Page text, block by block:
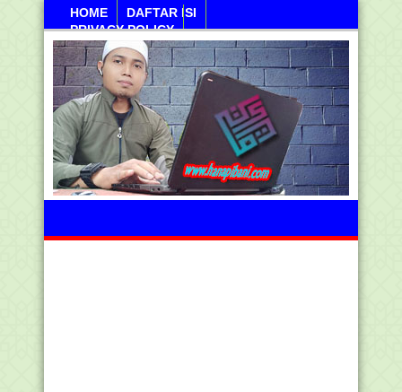
HOME
DAFTAR ISI
PRIVACY POLICY
Jumahat, 07 Agustus 2026